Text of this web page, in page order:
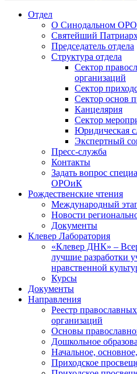
Отдел
О Синодальном
Святейший
Председатель отдела
Структура отдела
Сектор
организаций
Сектор
Сектор основ
Канцелярия
Сектор
Юридическая
Экспертный
Пресс-служба
Контакты
Задать вопрос
ОРОиК
Рождественские чтения
Международный
Новости
Документы
Клевер Лаборатория
«Клевер ДНК» –
лучшие разработки
нравственной
Курсы
Документы
Направления
Реестр
организаций
Основы
Дошкольное
Начальное,
Приходское